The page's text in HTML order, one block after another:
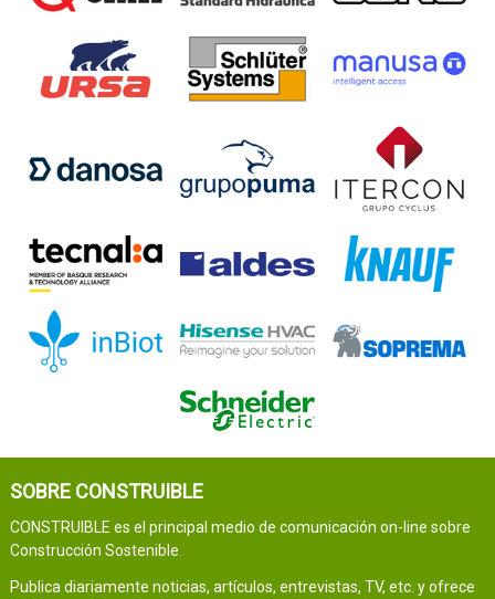
SOBRE CONSTRUIBLE
CONSTRUIBLE es el principal medio de comunicación on-line sobre
Construcción Sostenible.
Publica diariamente noticias, artículos, entrevistas, TV, etc. y ofrece